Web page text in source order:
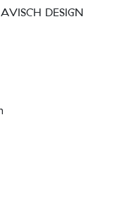
DESIGN